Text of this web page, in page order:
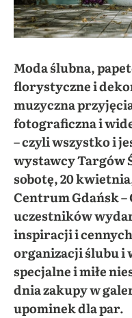
Moda ślubna,
florystyczne i
muzyczna
fotograficzna i
– czyli wszystko i
wystawcy Targów
sobotę, 20
Centrum Gdańsk
uczestników
inspiracji i
organizacji ślubu i
specjalne i miłe
dnia zakupy w
upominek dla par.